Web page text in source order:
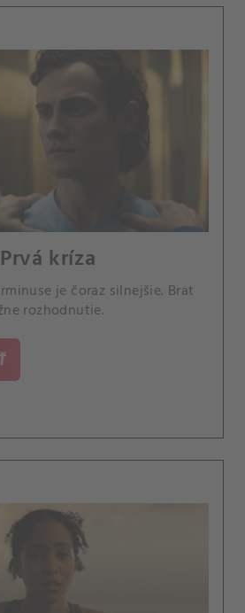
kríza
je čoraz silnejšie. Brat
rozhodnutie.